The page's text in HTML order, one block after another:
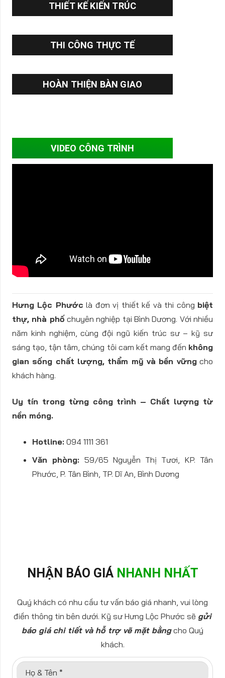
THIẾT KẾ KIẾN TRÚC
THI CÔNG THỰC TẾ
HOÀN THIỆN BÀN GIAO
VIDEO CÔNG TRÌNH
Hưng Lộc Phước là đơn vị thiết kế và thi công biệt
thự, nhà phố chuyên nghiệp tại Bình Dương. Với nhiều
năm kinh nghiệm, cùng đội ngũ kiến trúc sư – kỹ sư
sáng tạo, tận tâm, chúng tôi cam kết mang đến không
gian sống chất lượng, thẩm mỹ và bền vữngcho
khách hàng.
Uy tín trong từng công trình – Chất lượng từ
nền móng.
Hotline: 094 1111 361
Văn phòng: 59/65 Nguyễn Thị Tươi, KP. Tân
Phước, P. Tân Bình, TP. Dĩ An, Bình Dương
NHẬN BÁO GIÁ NHANH NHẤT
Quý khách có nhu cầu tư vấn báo giá nhanh, vui lòng
điền thông tin bên dưới. Kỹ sư Hưng Lộc Phước sẽ gửi
báo giá chi tiết và hỗ trợ vẽ mặt bằngcho Quý
khách.
Họ & Tên *